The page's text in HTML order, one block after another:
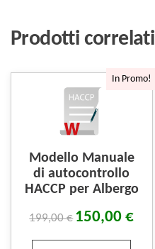
Prodotti correlati
In Promo!
Modello Manuale
di autocontrollo
HACCP per Albergo
199,00€ 150,00€